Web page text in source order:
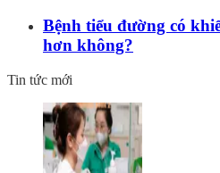
Bệnh tiểu đường có
hơn không?
Tin tức mới